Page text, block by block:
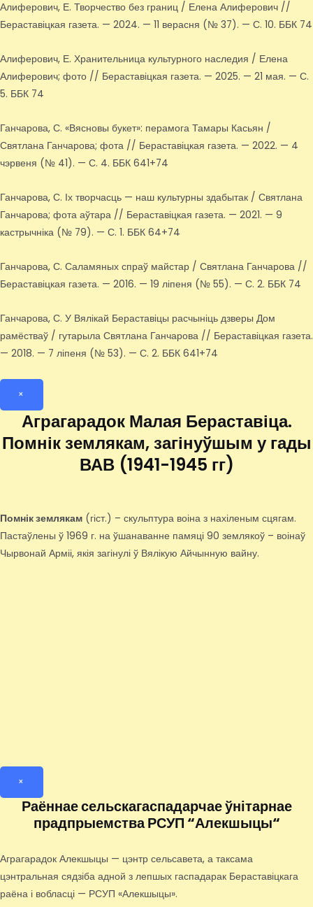
Алиферович, Е. Творчество без границ / Елена Алиферович //
Бераставіцкая газета. — 2024. — 11 верасня (№ 37). — С. 10. ББК 74
Алиферович, Е. Хранительница культурного наследия / Елена
Алиферович; фото // Бераставіцкая газета. — 2025. — 21 мая. — С.
5. ББК 74
Ганчарова, С. «Вясновы букет»: перамога Тамары Касьян /
Святлана Ганчарова; фота // Бераставіцкая газета. — 2022. — 4
чэрвеня (№ 41). — С. 4. ББК 641+74
Ганчарова, С. Іх творчасць — наш культурны здабытак / Святлана
Ганчарова; фота аўтара // Бераставіцкая газета. — 2021. — 9
кастрычніка (№ 79). — С. 1. ББК 64+74
Ганчарова, С. Саламяных спраў майстар / Святлана Ганчарова //
Бераставіцкая газета. — 2016. — 19 ліпеня (№ 55). — С. 2. ББК 74
Ганчарова, С. У Вялікай Бераставіцы расчыніць дзверы Дом
рамёстваў / гутарыла Святлана Ганчарова // Бераставіцкая газета.
— 2018. — 7 ліпеня (№ 53). — С. 2. ББК 641+74
×
Аграгарадок Малая Бераставіца.
Помнік землякам, загінуўшым у гады
ВАВ (1941-1945 гг)
Помнік землякам (гіст.) – скульптура воіна з нахіленым сцягам.
Пастаўлены ў 1969 г. на ўшанаванне памяці 90 землякоў – воінаў
Чырвонай Арміі, якія загінулі ў Вялікую Айчынную вайну.
×
Раённае сельскагаспадарчае ўнітарнае
прадпрыемства РСУП “Алекшыцы“
Аграгарадок Алекшыцы — цэнтр сельсавета, а таксама
цэнтральная сядзіба адной з лепшых гаспадарак Бераставіцкага
раёна і вобласці — РСУП «Алекшыцы».